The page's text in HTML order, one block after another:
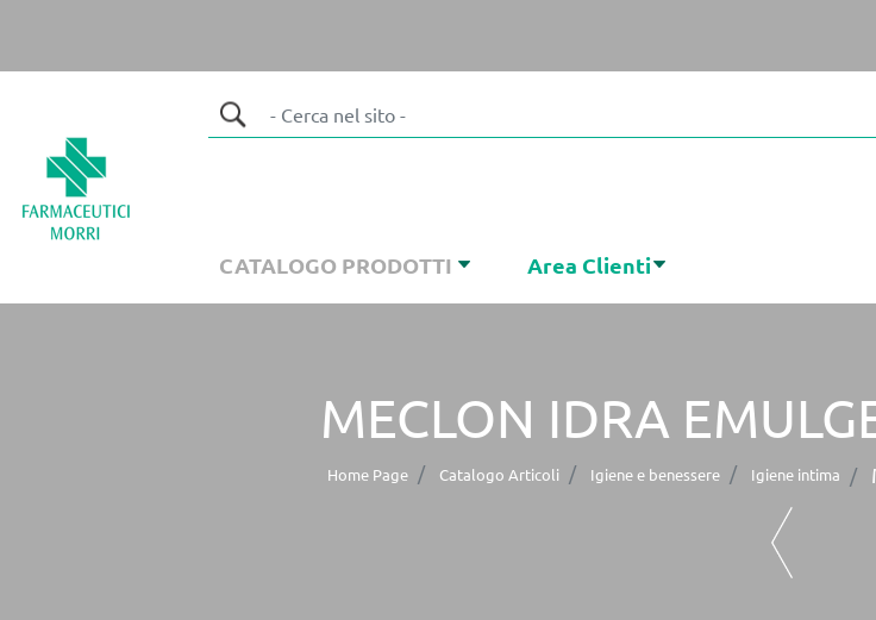
CATALOGO PRODOTTI Area Clienti
MECLON IDRA
Home Page Catalogo Articoli Igiene e benessere Igiene intima